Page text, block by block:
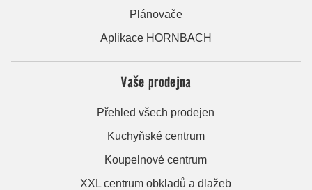
Plánovače
Aplikace HORNBACH
Vaše prodejna
Přehled všech prodejen
Kuchyňské centrum
Koupelnové centrum
XXL centrum obkladů a dlažeb